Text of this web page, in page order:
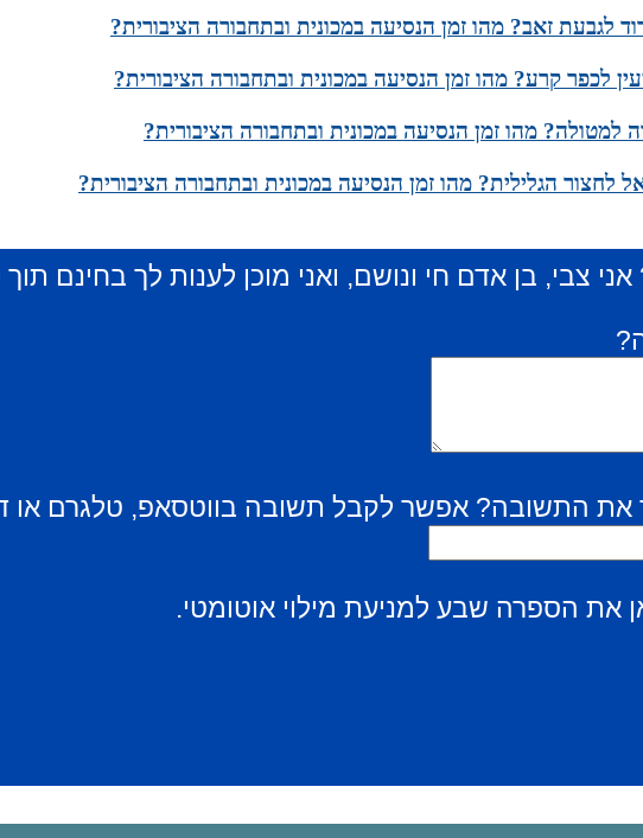
לגבעת זאב? מהו זמן הנסיעה במכונית ובתחבורה הציבורית?
לכפר קרע? מהו זמן הנסיעה במכונית ובתחבורה הציבורית?
מהו זמן הנסיעה במכונית ובתחבורה הציבורית?
לחצור הגלילית? מהו זמן הנסיעה במכונית ובתחבורה הציבורית?
צבי, בן אדם חי ונושם, ואני מוכן לענות לך בחינם
את התשובה? אפשר לקבל תשובה בווטסאפ, טלגרם או
את הספרה שבע למניעת מילוי אוטומטי.